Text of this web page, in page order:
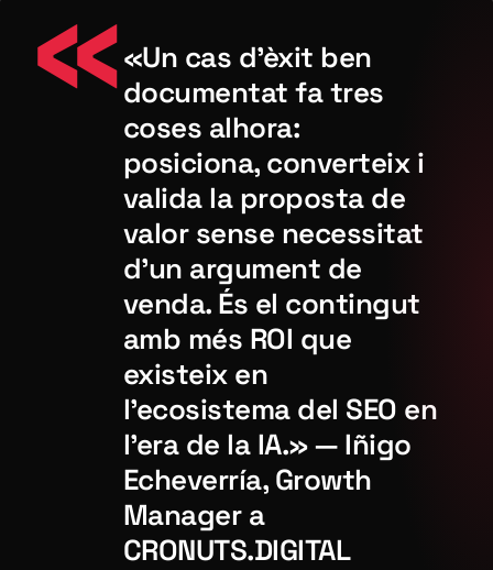
«Un cas d’èxit ben
documentat fa tres
coses alhora:
posiciona, converteix i
valida la proposta de
valor sense necessitat
d’un argument de
venda. És el contingut
amb més ROI que
existeix en
l’ecosistema del SEO en
l’era de la IA.» — Iñigo
Echeverría, Growth
Manager a
CRONUTS.DIGITAL